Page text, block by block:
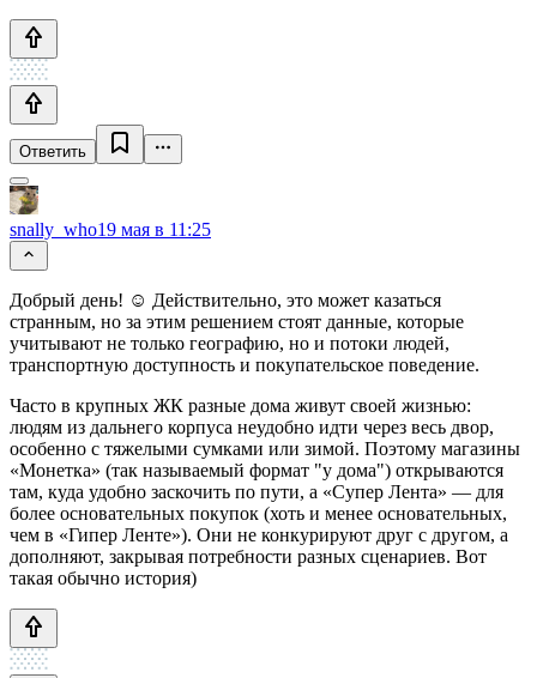
Ответить
snally_who19 мая в 11:25
Добрый день! ☺️ Действительно, это может казаться
странным, но за этим решением стоят данные, которые
учитывают не только географию, но и потоки людей,
транспортную доступность и покупательское поведение.
Часто в крупных ЖК разные дома живут своей жизнью:
людям из дальнего корпуса неудобно идти через весь двор,
особенно с тяжелыми сумками или зимой. Поэтому магазины
«Монетка» (так называемый формат "у дома") открываются
там, куда удобно заскочить по пути, а «Супер Лента» — для
более основательных покупок (хоть и менее основательных,
чем в «Гипер Ленте»). Они не конкурируют друг с другом, а
дополняют, закрывая потребности разных сценариев. Вот
такая обычно история)